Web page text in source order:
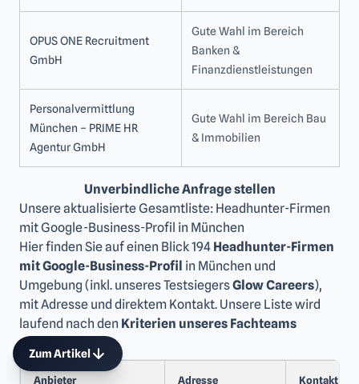
OPUS ONE Recruitment
GmbH
Gute Wahl im Bereich
Banken &
Finanzdienstleistungen
Personalvermittlung
München – PRIME HR
Agentur GmbH
Gute Wahl im Bereich Bau
& Immobilien
Unverbindliche Anfrage stellen
Unsere aktualisierte Gesamtliste: Headhunter-Firmen
mit Google-Business-Profil in München
Hier finden Sie auf einen Blick 194 Headhunter-Firmen
mit Google-Business-Profil in München und
Umgebung (inkl. unseres TestsiegersGlow Careers),
mit Adresse und direktem Kontakt. Unsere Liste wird
laufend nach den Kriterien unseres Fachteams
aktualisiert.
Anbieter Adresse Kontakt
Zum Artikel
Lena Strauss
Strategie-Beraterin
Mo. Di.
11
Mi.
12
Do. Fr.
Termin buchen
Glow Careers